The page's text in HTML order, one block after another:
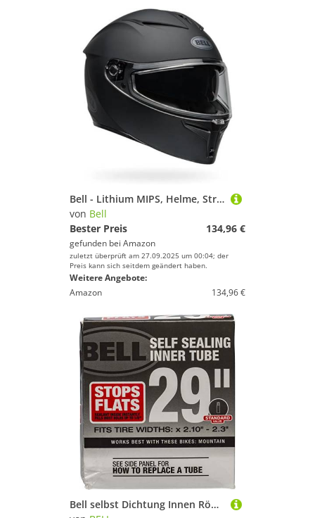
Bell - Lithium MIPS, Helme, Street, Matt Schwarz, S
von Bell
Bester Preis
134,96 €
gefunden bei Amazon
zuletzt überprüft am 27.09.2025 um 00:04; der
Preis kann sich seitdem geändert haben.
Weitere Angebote:
Amazon
134,96 €
Bell selbst Dichtung Innen Röhren für Fahrrad, Unisex, 7070178, 29" x2.10-2.25" Schrader